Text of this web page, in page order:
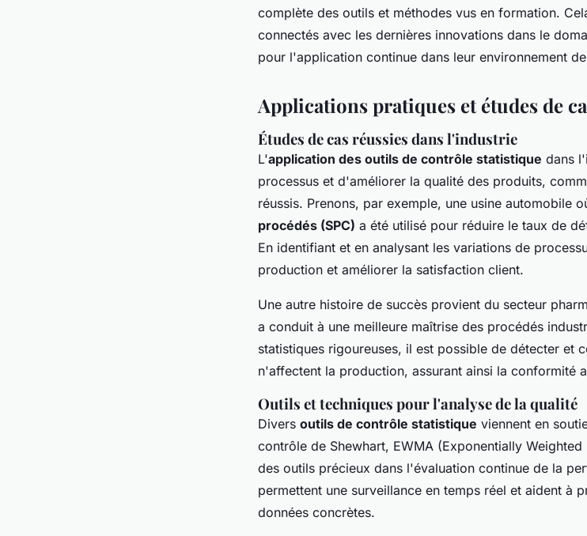
complète des outils et méthodes vus en formation.
connectés avec les dernières innovations dans le
pour l'application continue dans leur environnement
Applications pratiques et études de
Études de cas réussies dans l'industrie
L'application des outils de contrôle statistique dans
processus et d'améliorer la qualité des produits,
réussis. Prenons, par exemple, une usine automobile
procédés (SPC) a été utilisé pour réduire le taux de
En identifiant et en analysant les variations de
production et améliorer la satisfaction client.
Une autre histoire de succès provient du secteur
a conduit à une meilleure maîtrise des procédés
statistiques rigoureuses, il est possible de détecter et
n'affectent la production, assurant ainsi la conformité
Outils et techniques pour l'analyse de la qualité
Divers outils de contrôle statistique viennent en
contrôle de Shewhart, EWMA (Exponentially
des outils précieux dans l'évaluation continue de la
permettent une surveillance en temps réel et aident à
données concrètes.